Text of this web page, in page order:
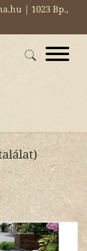
| 1023 Bp.,